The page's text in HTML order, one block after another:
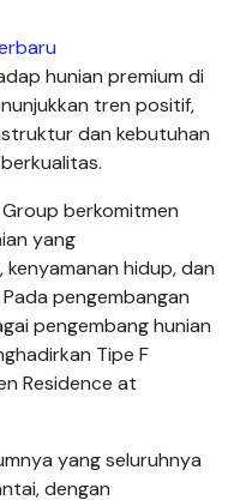
hunian premium di
tren positif,
dan kebutuhan
berkomitmen
yang
hidup, dan
pengembangan
pengembang hunian
Tipe F
Residence at
yang seluruhnya
dengan